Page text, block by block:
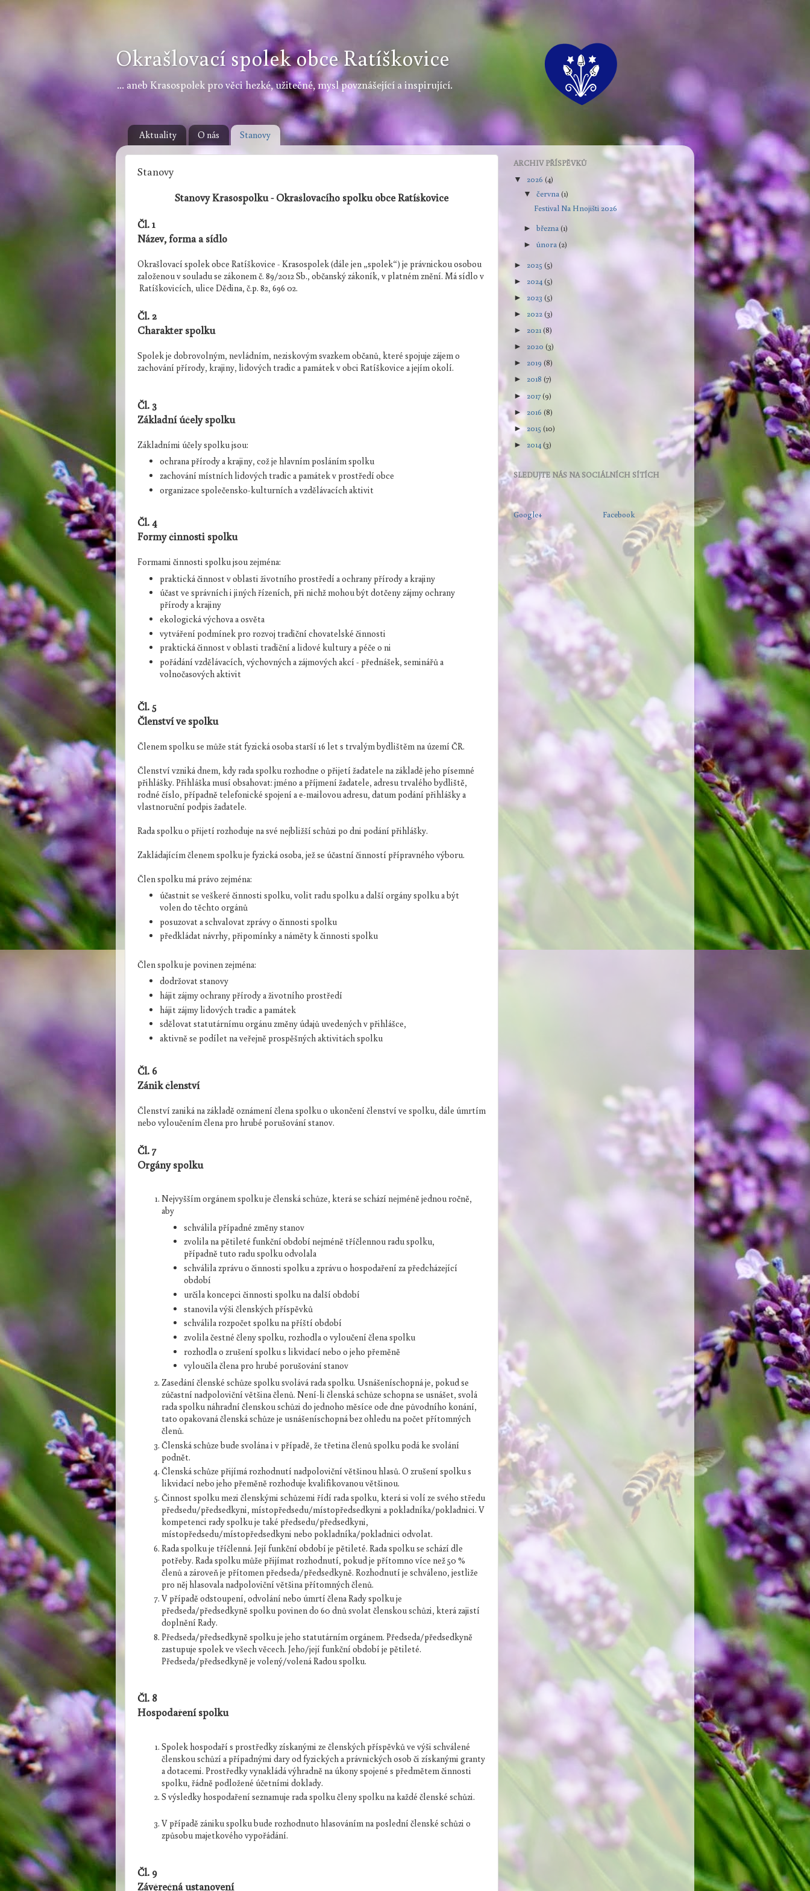
Okrašlovací spolek obce Ratíškovice
... aneb Krasospolek pro věci hezké, užitečné, mysl povznášející a inspirující.
Aktuality O nás Stanovy
Stanovy
Stanovy Krasospolku - Okrašlovacího spolku obce Ratíškovice
Čl. 1
Název, forma a sídlo
Okrašlovací spolek obce Ratíškovice - Krasospolek (dále jen „spolek“) je právnickou osobou
založenou v souladu se zákonem č. 89/2012 Sb., občanský zákoník, v platném znění. Má sídlo v
Ratíškovicích, ulice Dědina, č.p. 82, 696 02.
Čl. 2
Charakter spolku
Spolek je dobrovolným, nevládním, neziskovým svazkem občanů, které spojuje zájem o
zachování přírody, krajiny, lidových tradic a památek v obci Ratíškovice a jejím okolí.
Čl. 3
Základní účely spolku
Základními účely spolku jsou:
ochrana přírody a krajiny, což je hlavním posláním spolku
zachování místních lidových tradic a památek v prostředí obce
organizace společensko-kulturních a vzdělávacích aktivit
Čl. 4
Formy činnosti spolku
Formami činnosti spolku jsou zejména:
praktická činnost v oblasti životního prostředí a ochrany přírody a krajiny
účast ve správních i jiných řízeních, při nichž mohou být dotčeny zájmy ochrany
přírody a krajiny
ekologická výchova a osvěta
vytváření podmínek pro rozvoj tradiční chovatelské činnosti
praktická činnost v oblasti tradiční a lidové kultury a péče o ni
pořádání vzdělávacích, výchovných a zájmových akcí - přednášek, seminářů a
volnočasových aktivit
Čl. 5
Členství ve spolku
Členem spolku se může stát fyzická osoba starší 16 let s trvalým bydlištěm na území ČR.
Členství vzniká dnem, kdy rada spolku rozhodne o přijetí žadatele na základě jeho písemné
přihlášky. Přihláška musí obsahovat: jméno a příjmení žadatele, adresu trvalého bydliště,
rodné číslo, případně telefonické spojení a e-mailovou adresu, datum podání přihlášky a
vlastnoruční podpis žadatele.
Rada spolku o přijetí rozhoduje na své nejbližší schůzi po dni podání přihlášky.
Zakládajícím členem spolku je fyzická osoba, jež se účastní činností přípravného výboru.
Člen spolku má právo zejména:
účastnit se veškeré činnosti spolku, volit radu spolku a další orgány spolku a být
volen do těchto orgánů
posuzovat a schvalovat zprávy o činnosti spolku
předkládat návrhy, připomínky a náměty k činnosti spolku
Člen spolku je povinen zejména:
dodržovat stanovy
hájit zájmy ochrany přírody a životního prostředí
hájit zájmy lidových tradic a památek
sdělovat statutárnímu orgánu změny údajů uvedených v přihlášce,
aktivně se podílet na veřejně prospěšných aktivitách spolku
Čl. 6
Zánik členství
Členství zaniká na základě oznámení člena spolku o ukončení členství ve spolku, dále úmrtím
nebo vyloučením člena pro hrubé porušování stanov.
Čl. 7
Orgány spolku
Nejvyšším orgánem spolku je členská schůze, která se schází nejméně jednou ročně,
aby
schválila případné změny stanov
zvolila na pětileté funkční období nejméně tříčlennou radu spolku,
případně tuto radu spolku odvolala
schválila zprávu o činnosti spolku a zprávu o hospodaření za předcházející
období
určila koncepci činnosti spolku na další období
stanovila výši členských příspěvků
schválila rozpočet spolku na příští období
zvolila čestné členy spolku, rozhodla o vyloučení člena spolku
rozhodla o zrušení spolku s likvidací nebo o jeho přeměně
vyloučila člena pro hrubé porušování stanov
Zasedání členské schůze spolku svolává rada spolku. Usnášeníschopná je, pokud se
zúčastní nadpoloviční většina členů. Není-li členská schůze schopna se usnášet, svolá
rada spolku náhradní členskou schůzi do jednoho měsíce ode dne původního konání,
tato opakovaná členská schůze je usnášeníschopná bez ohledu na počet přítomných
členů.
Členská schůze bude svolána i v případě, že třetina členů spolku podá ke svolání
podnět.
Členská schůze přijímá rozhodnutí nadpoloviční většinou hlasů. O zrušení spolku s
likvidací nebo jeho přeměně rozhoduje kvalifikovanou většinou.
Činnost spolku mezi členskými schůzemi řídí rada spolku, která si volí ze svého středu
předsedu/předsedkyni, místopředsedu/místopředsedkyni a pokladníka/pokladnici. V
kompetenci rady spolku je také předsedu/předsedkyni,
místopředsedu/místopředsedkyni nebo pokladníka/pokladnici odvolat.
Rada spolku je tříčlenná. Její funkční období je pětileté. Rada spolku se schází dle
potřeby. Rada spolku může přijímat rozhodnutí, pokud je přítomno více než 50 %
členů a zároveň je přítomen předseda/předsedkyně. Rozhodnutí je schváleno, jestliže
pro něj hlasovala nadpoloviční většina přítomných členů.
V případě odstoupení, odvolání nebo úmrtí člena Rady spolku je
předseda/předsedkyně spolku povinen do 60 dnů svolat členskou schůzi, která zajistí
doplnění Rady.
Předseda/předsedkyně spolku je jeho statutárním orgánem. Předseda/předsedkyně
zastupuje spolek ve všech věcech. Jeho/její funkční období je pětileté.
Předseda/předsedkyně je volený/volená Radou spolku.
Čl. 8
Hospodaření spolku
Spolek hospodaří s prostředky získanými ze členských příspěvků ve výši schválené
členskou schůzí a případnými dary od fyzických a právnických osob či získanými granty
a dotacemi. Prostředky vynakládá výhradně na úkony spojené s předmětem činnosti
spolku, řádně podložené účetními doklady.
S výsledky hospodaření seznamuje rada spolku členy spolku na každé členské schůzi.
V případě zániku spolku bude rozhodnuto hlasováním na poslední členské schůzi o
způsobu majetkového vypořádání.
Čl. 9
Závěrečná ustanovení
ARCHIV PŘÍSPĚVKŮ
▼ 2026 (4)
▼června(1)
Festival Na Hnojišti 2026
►března(1)
►února(2)
► 2025 (5)
► 2024(5)
► 2023 (5)
► 2022(3)
► 2021(8)
► 2020 (3)
► 2019 (8)
► 2018 (7)
► 2017(9)
► 2016 (8)
►2015 (10)
► 2014(3)
SLEDUJTE NÁS NA SOCIÁLNÍCH SÍTÍCH
Google+ Facebook